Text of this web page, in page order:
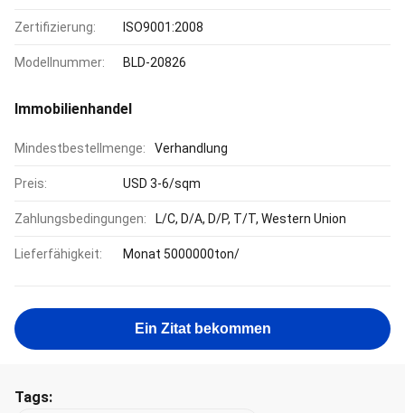
Zertifizierung: ISO9001:2008
Modellnummer: BLD-20826
Immobilienhandel
Mindestbestellmenge: Verhandlung
Preis: USD 3-6/sqm
Zahlungsbedingungen: L/C, D/A, D/P, T/T, Western Union
Lieferfähigkeit: Monat 5000000ton/
Ein Zitat bekommen
Tags: